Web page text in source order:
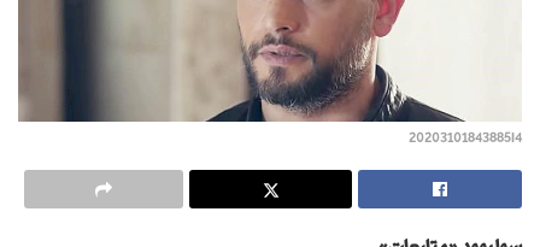
20203101843885I4